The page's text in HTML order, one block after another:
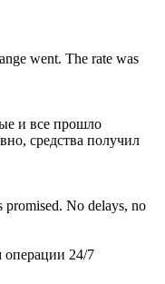
went. The rate was
и все прошло
средства получил
promised. No delays, no
операции 24/7